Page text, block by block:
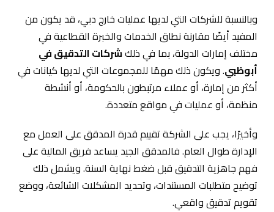
وبالنسبة للشركات التي لديها عمليات خارج دبي، قد يكون من
المفيد أيضًا مقارنة نطاق الخدمات والخبرة القطاعية في
مختلف إمارات الدولة، بما في ذلكشركات التدقيق في
أبوظبي. ويكون ذلك مهمًا للمجموعات التي لديها كيانات في
أكثر من إمارة، أو عملاء مرتبطون بالحكومة، أو أنشطة
منظمة، أو عمليات في مواقع متعددة.
وأخيرًا، يجب على الشركة تقييم قدرة المدقق على العمل مع
الإدارة طوال العام. فالمدقق الجيد يساعد فريق المالية على
فهم جاهزية التدقيق قبل ضغط نهاية السنة. ويشمل ذلك
توضيح متطلبات المستندات، وتحديد المشكلات الشائعة، ووضع
تقويم تدقيق واقعي.